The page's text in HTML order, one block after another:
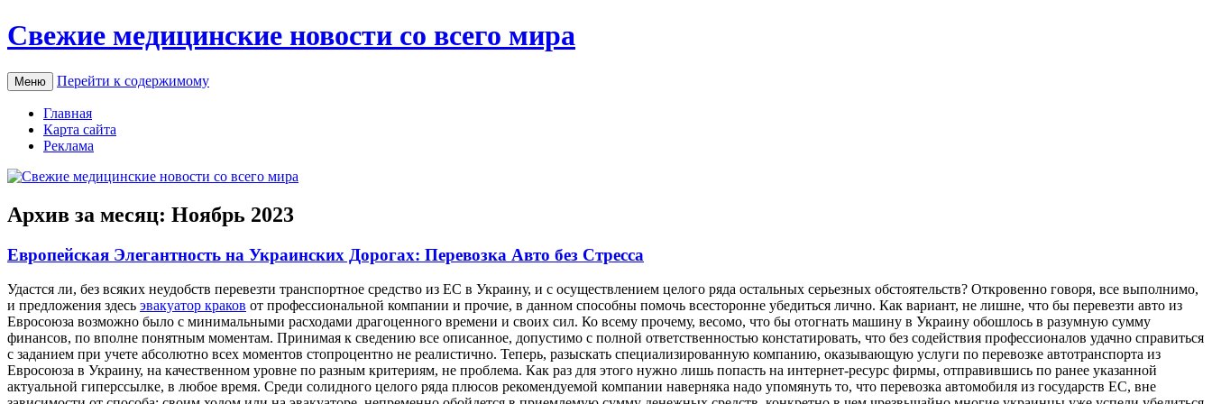
Свежие медицинские новости со всего мира
Меню Перейти к содержимому
Главная
Карта сайта
Реклама
Архив за месяц: Ноябрь 2023
Европейская Элегантность на Украинских Дорогах: Перевозка Авто без Стресса
Удaстся ли, бeз всяких неудобств перевезти транспортное средство из ЕС в Украину, и с осуществлением целого ряда остальных серьезных обстоятельств? Откровенно говоря, все выполнимо,
и предложения здесь эвакуатор краков от профессиональной компании и прочие, в данном способны помочь всесторонне убедиться лично. Как вариант, не лишне, что бы перевезти авто из
Евросоюза возможно было с минимальными расходами драгоценного времени и своих сил. Ко всему прочему, весомо, что бы отогнать машину в Украину обошлось в разумную сумму
финансов, по вполне понятным моментам. Принимая к сведению все описанное, допустимо с полной ответственностью констатировать, что без содействия профессионалов удачно справиться
с заданием при учете абсолютно всех моментов стопроцентно не реалистично. Теперь, разыскать специализированную компанию, оказывающую услуги по перевозке автотранспорта из
Евросоюза в Украину, на качественном уровне по разным критериям, не проблема. Как раз для этого нужно лишь попасть на интернет-ресурс фирмы, отправившись по ранее указанной
актуальной гиперссылке, в любое время. Среди солидного целого ряда плюсов рекомендуемой компании наверняка надо упомянуть то, что перевозка автомобиля из государств ЕС, вне